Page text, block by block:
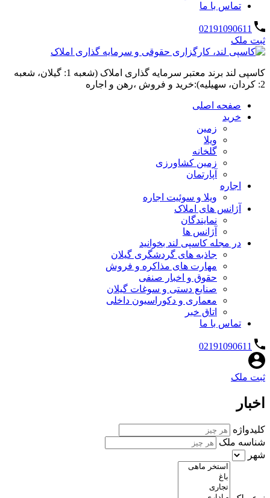
تماس با ما
02191090611
ثبت ملک
کاسپی لند برند معتبر سرمایه گذاری املاک (شعبه 1: گیلان، شعبه
2: کردان، سهیلیه):خرید و فروش ،رهن و اجاره
صفحه اصلی
خرید
زمین
ویلا
گلخانه
زمین کشاورزی
آپارتمان
اجاره
ویلا و سوئیت اجاره
آژانس های املاک
نمایندگان
آژانس ها
در مجله کاسپی لند بخوانید
جاذبه های گردشگری گیلان
مهارت های مذاکره و فروش
حقوق و اخبار صنفی
صنایع دستی و سوغات گیلان
معماری و دکوراسیون داخلی
اتاق خبر
تماس با ما
02191090611
ثبت ملک
اخبار
کلیدواژه
شناسه ملک
شهر